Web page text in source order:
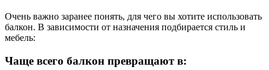
Очень важно заранее понять, для чего вы хотите использовать
балкон. В зависимости от назначения подбирается стиль и
мебель:
Чаще всего балкон превращают в: